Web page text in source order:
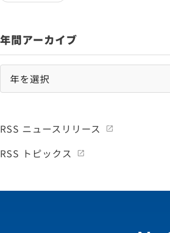
年間アーカイブ
RSS ニュースリリース
RSS トピックス